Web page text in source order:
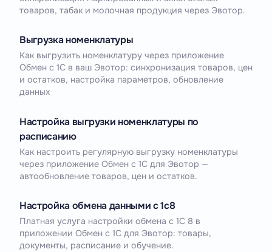
товаров, табак и молочная продукция через Эвотор.
Выгрузка номенклатуры
Как выгрузить номенклатуру через приложение
Обмен с 1С в ваш Эвотор: синхронизация товаров, цен
и остатков, настройка параметров, обновление
данных
Настройка выгрузки номенклатуры по
расписанию
Как настроить регулярную выгрузку номенклатуры
через приложение Обмен с 1С для Эвотор —
автообновление товаров, цен и остатков.
Настройка обмена данными с 1c8
Платная услуга настройки обмена с 1С 8 в
приложении Обмен с 1С для Эвотор: товары,
документы, расписание и обучение.